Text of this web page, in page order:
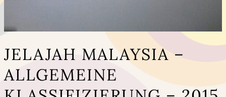
JELAJAH MALAYSIA –
ALLGEMEINE